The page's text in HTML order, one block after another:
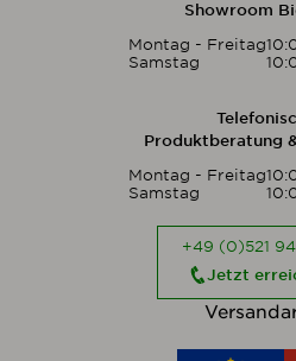
Showroom
Montag - Freitag
Samstag
Produktberatung
Montag - Freitag
Samstag
+49 (0)521
Jetzt